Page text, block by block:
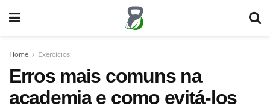
Home Exercícios
Erros mais comuns na
academia e como evitá-los